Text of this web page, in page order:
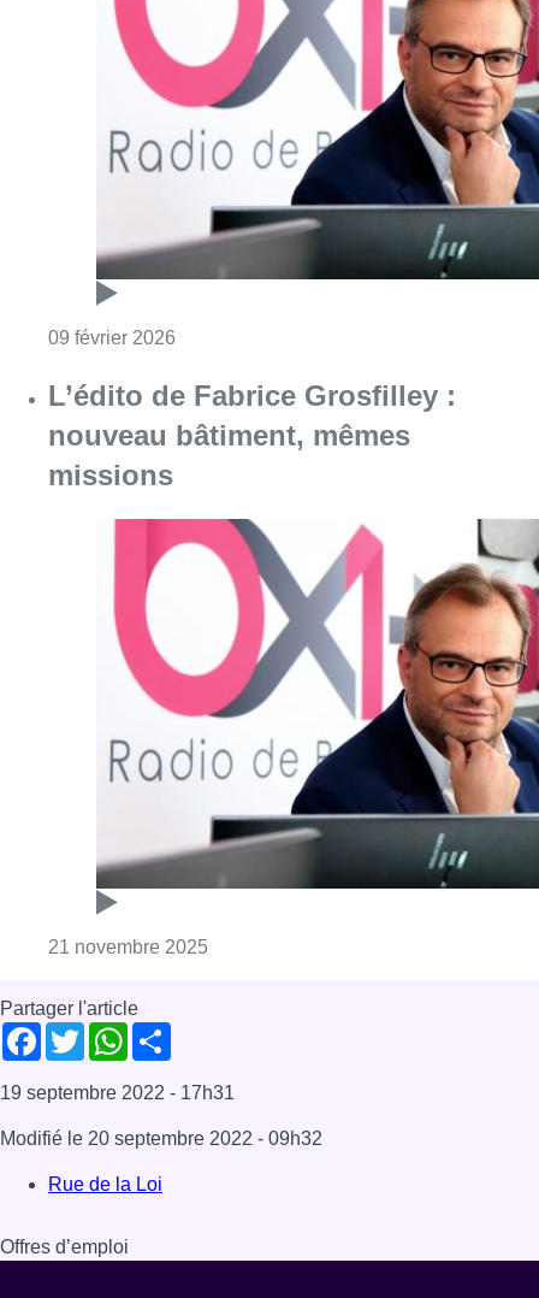
09 février 2026 Consulter l'article "Formation bruxelloise
L’édito de Fabrice Grosfilley :
nouveau bâtiment, mêmes
missions
21 novembre 2025 Consulter l'article "L’édito de Fabrice
Partager l'article
WhatsApp
Share
19 septembre 2022 - 17h31
20 septembre 2022- 09h32
Rue de la Loi